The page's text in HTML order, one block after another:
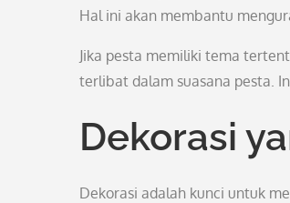
Hal ini akan membantu
Jika pesta memiliki tema
terlibat dalam suasana pesta.
Dekorasi
Dekorasi adalah kunci untuk